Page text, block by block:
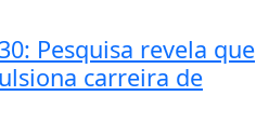
Pesquisa revela que
carreira de